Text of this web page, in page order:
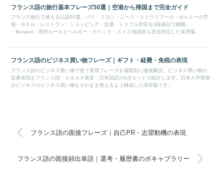
フランス語の旅行基本フレーズ50選｜空港から帰国まで完全ガイド
フランス旅行で使える仏語50選。パリ・リヨン・ニース・ストラスブール・ボルドーの空
港・ホテル・レストラン・ショッピング・交通・トラブル対応を3段表記で網羅。
「Bonjour」絶対ルールとベルギー・ケベック・スイス地域差も完全対応した実用集。
フランス語のビジネス買い物フレーズ｜ギフト・経費・免税の表現
フランス語のビジネス買い物で使う実用フレーズを場面別に徹底解説。ビジネス買い物の
定番表現をフランス語・カタカナ発音・日本語訳の3点セットで紹介します。日本人学習者
がビジネスのビジネス買い物をそのまま使えるよう構成した保存版です。
フランス語の面接フレーズ｜自己PR・志望動機の表現
フランス語の面接頻出単語｜選考・履歴書のボキャブラリー